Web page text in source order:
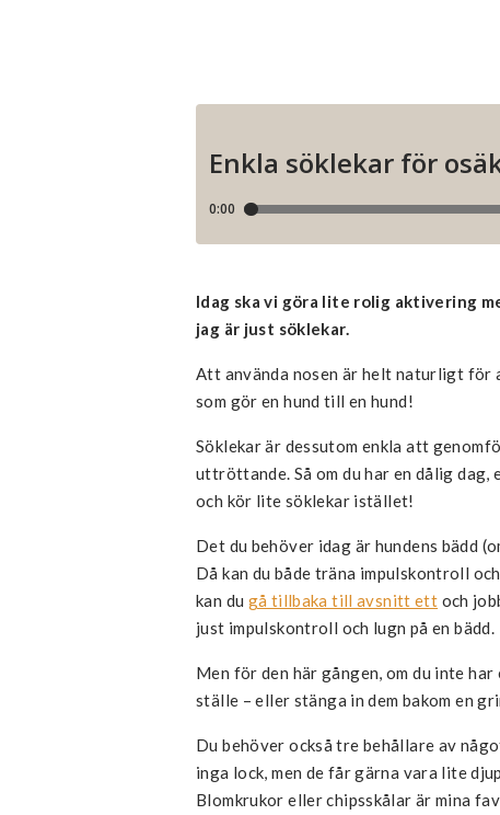
Idag ska vi göra lite rolig aktivering
jag är just söklekar.
Att använda nosen är helt naturligt för
som gör en hund till en hund!
Söklekar är dessutom enkla att
uttröttande. Så om du har en dålig dag,
och kör lite söklekar istället!
Det du behöver idag är hundens bädd
Då kan du både träna impulskontroll
kan du gå tillbaka till avsnitt ett och
just impulskontroll och lugn på en bädd.
Men för den här gången, om du inte
ställe – eller stänga in dem bakom en
Du behöver också tre behållare av
inga lock, men de får gärna vara lite
Blomkrukor eller chipsskålar är mina